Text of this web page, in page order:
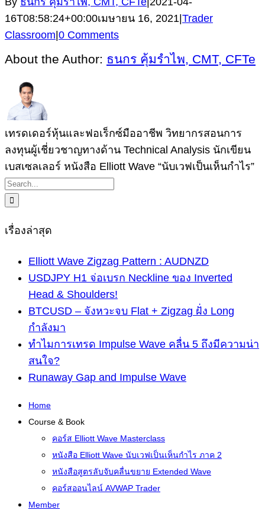
16T08:58:24+00:00เมษายน 16, 2021|Trader
Classroom|0 Comments
About the Author: ธนกร คุ้มรำไพ, CMT, CFTe
เทรดเดอร์หุ้นและฟอเร็กซ์มืออาชีพ วิทยากรสอนการ
ลงทุนผู้เชี่ยวชาญทางด้าน Technical Analysis นักเขียน
เบสเซลเลอร์ หนังสือ Elliott Wave “นับเวฟเป็นเห็นกำไร”
Search
for:
เรื่องล่าสุด
Elliott Wave Zigzag Pattern : AUDNZD
USDJPY H1 จ่อเบรก Neckline ของ Inverted
Head & Shoulders!
BTCUSD – จังหวะจบ Flat + Zigzag ฝั่ง Long
กำลังมา
ทำไมการเทรด Impulse Wave คลื่น 5 ถึงมีความน่า
สนใจ?
Runaway Gap and Impulse Wave
Home
Course & Book
คอร์ส Elliott Wave Masterclass
หนังสือ Elliott Wave นับเวฟเป็นเห็นกำไร ภาค 2
หนังสือสูตรลับจับคลื่นขยาย Extended Wave
คอร์สออนไลน์ AVWAP Trader
Member